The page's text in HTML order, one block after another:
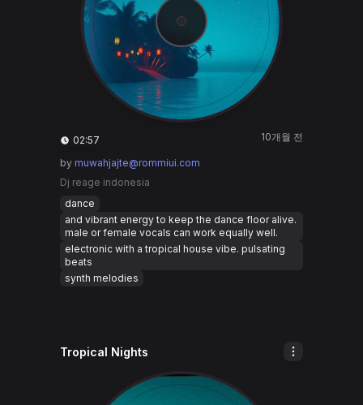
02:57 10개월 전
by muwahjajte@rommiui.com
Dj reage indonesia
dance
and vibrant energy to keep the dance floor alive.
male or female vocals can work equally well.
electronic with a tropical house vibe. pulsating
beats
synth melodies
Tropical Nights